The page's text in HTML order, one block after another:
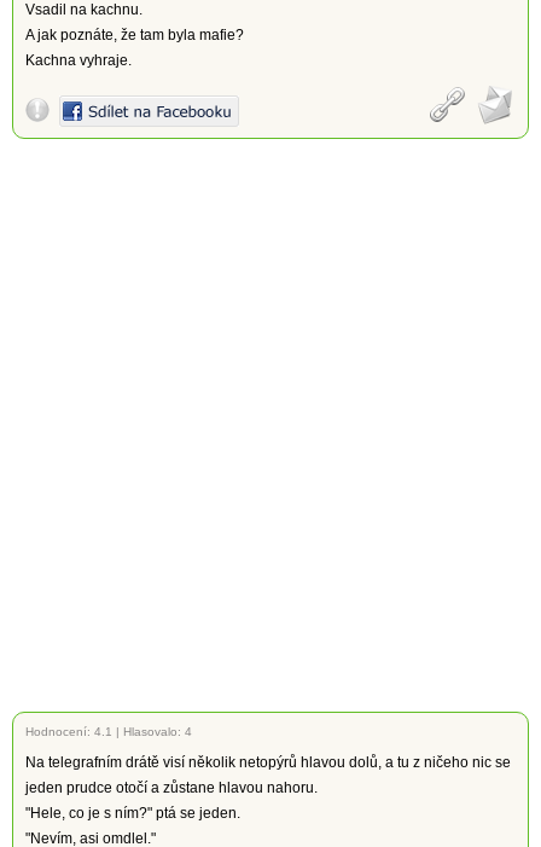
Vsadil na kachnu.
A jak poznáte, že tam byla mafie?
Kachna vyhraje.
Hodnocení: 4.1 | Hlasovalo: 4
Na telegrafním drátě visí několik netopýrů hlavou dolů, a tu z ničeho nic se
jeden prudce otočí a zůstane hlavou nahoru.
"Hele, co je s ním?" ptá se jeden.
"Nevím, asi omdlel."